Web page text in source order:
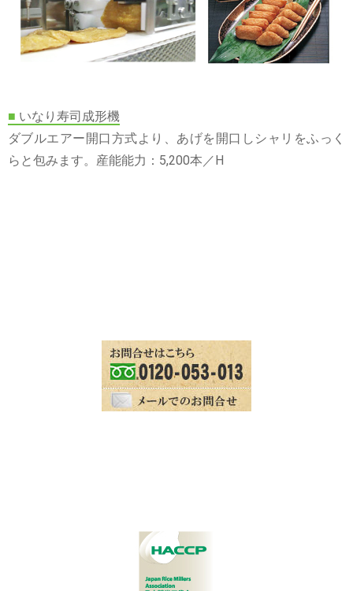
■ いなり寿司成形機
ダブルエアー開口方式より、あげを開口しシャリをふっく
らと包みます。産能能力：5,200本／H